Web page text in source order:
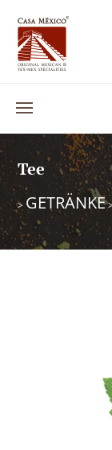
Tee
> GETRÄNKE